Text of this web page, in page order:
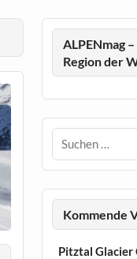
ALPENmag
Region der
Kommende
Pitztal Glacier